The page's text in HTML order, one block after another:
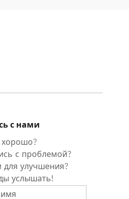
с нами
хорошо?
с проблемой?
для улучшения?
услышать!